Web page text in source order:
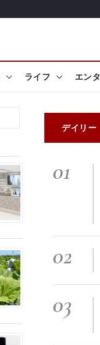
ライフ エン
デイリー
01
02
03